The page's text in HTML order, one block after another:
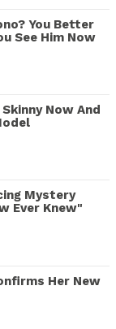
You Better
See Him Now
Now And
Mystery
Ever Knew"
Her New